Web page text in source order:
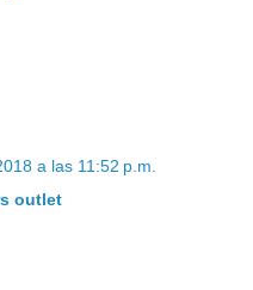
a las 11:52 p.m.
outlet